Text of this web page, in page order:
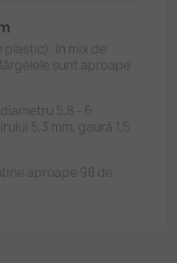
în mix de
sunt aproape
5,8 - 6
5,3 mm, gaură 1,5
aproape 98 de